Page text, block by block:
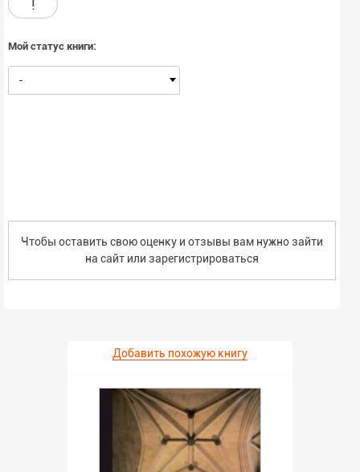
!
Мой статус книги:
-
Чтобы оставить свою оценку и отзывы вам нужно зайти
на сайт или зарегистрироваться
Добавить похожую книгу